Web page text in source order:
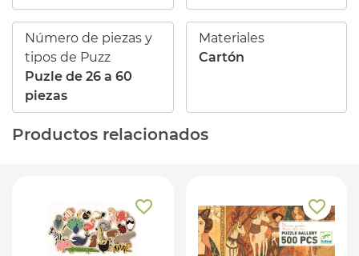
Número de piezas y
tipos de Puzz
Puzle de 26 a 60
piezas
Materiales
Cartón
Productos relacionados